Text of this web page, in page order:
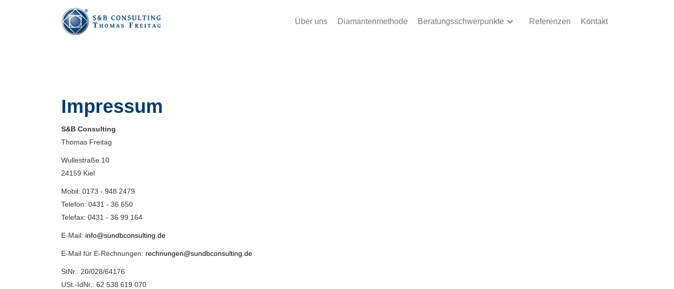
Über uns Diamantenmethode Beratungsschwerpunkte Referenzen Kontakt
Impressum
S&B Consulting
Thomas Freitag
Wullestraße 10
24159 Kiel
Mobil: 0173 - 948 2479
Telefon: 0431 - 36 650
Telefax: 0431 - 36 99 164
E-Mail: info@sundbconsulting.de
E-Mail für E-Rechnungen: rechnungen@sundbconsulting.de
StNr.: 20/028/64176
USt.-IdNr.: 62 538 619 070